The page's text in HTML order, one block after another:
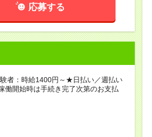
応募する
者：時給1400円～★日払い／週払い
開始時は手続き完了次第のお支払